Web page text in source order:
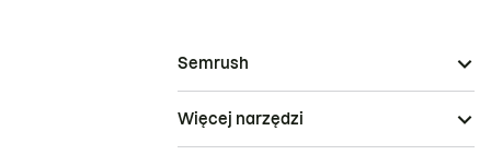
Semrush
Więcej narzędzi